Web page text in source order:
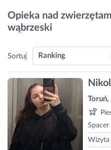
Opieka nad
wąbrzeski
Sortuj
Spacer
Wizyta